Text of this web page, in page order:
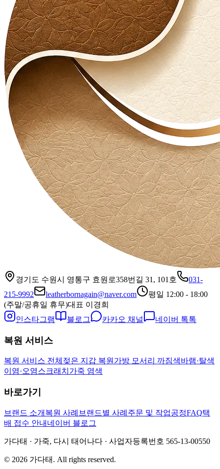
경기도 수원시 영통구 효원로358번길 31, 101호
031-
215-9992
leatherbornagain@naver.com
평일 12:00 - 18:00
(주말/공휴일 휴무)대표 이경희
인스타그램
블로그 카카오 채널 네이버 톡톡
복원 서비스
복원 서비스 전체 젖은 지갑 복원가방 모서리 까짐색바램·탈색
이염·오염스크래치 가죽 염색
바로가기
브랜드 소개 복원 사례 브랜드별 사례 주문 및 작업공정FAQ택
배 접수 안내 네이버 블로그
가다태 · 가죽, 다시 태어나다 · 사업자등록번호 565-13-00550
© 2026 가다태. All rights reserved.